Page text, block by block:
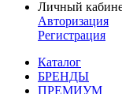
Личный
Авторизация
Регистрация
Каталог
БРЕНДЫ
ПРЕМИУМ